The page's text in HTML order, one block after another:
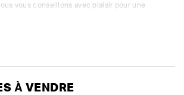
vous conseillons avec plaisir pour une
fourni avec les cadres ouverts et fermés.
À VENDRE